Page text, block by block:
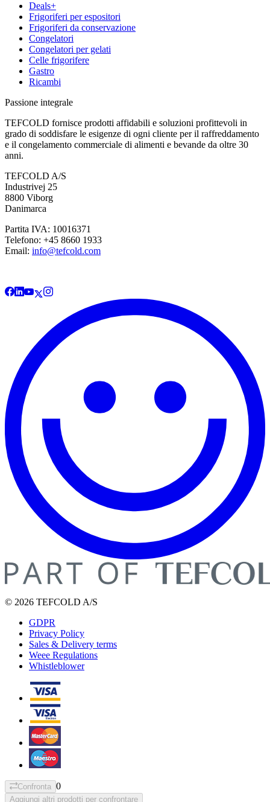
Deals+
Frigoriferi per espositori
Frigoriferi da conservazione
Congelatori
Congelatori per gelati
Celle frigorifere
Gastro
Ricambi
Passione integrale
TEFCOLD fornisce prodotti affidabili e soluzioni profittevoli in
grado di soddisfare le esigenze di ogni cliente per il raffreddamento
e il congelamento commerciale di alimenti e bevande da oltre 30
anni.
TEFCOLD A/S
Industrivej 25
8800 Viborg
Danimarca
Partita IVA: 10016371
Telefono: +45 8660 1933
Email: info@tefcold.com
© 2026 TEFCOLD A/S
GDPR
Privacy Policy
Sales & Delivery terms
Weee Regulations
Whistleblower
Confronta 0
Aggiungi altri prodotti per confrontare